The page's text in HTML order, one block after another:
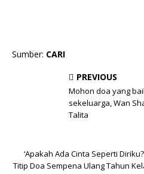
Sumber: CARI
PREVIOUS
Mohon doa yang
sekeluarga, Wan
Talita
‘Apakah Ada Cinta Seperti
Titip Doa Sempena Ulang Tahun